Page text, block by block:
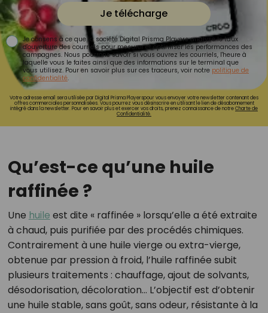
Je télécharge
Je consens à ce que la société Digital Prisma Players analyse le taux
d'ouverture des courriels pour mesurer et optimiser les performances des
campagnes. Nous pourrons savoir si vous ouvrez les courriels, l'heure à
laquelle vous le faites ainsi que des informations sur le terminal que
vous utilisez. Pour en savoir plus sur ces traceurs, voir notre politique de
confidentialité.
Votre adresse email sera utilisée par Digital Prisma Playerspour vous envoyer votre newsletter contenant des
offres commerciales personnalisées. Vous pourrez vous désinscrire en utilisant le lien de désabonnement
intégré dans la newsletter. Pour en savoir plus et exercer vos droits, prenez connaissance de notreCharte de
Confidentialité.
Qu’est-ce qu’une huile
raffinée ?
Une huile est dite « raffinée » lorsqu’elle a été extraite
à chaud, puis purifiée par des procédés chimiques.
Contrairement à une huile vierge ou extra-vierge,
obtenue par pression à froid, l’huile raffinée subit
plusieurs traitements : chauffage, ajout de solvants,
désodorisation, décoloration… L’objectif est d’obtenir
une huile stable, sans goût, sans odeur, résistante à la